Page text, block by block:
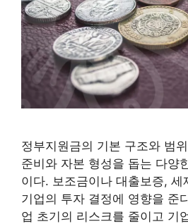
정부지원금의 기본 구조와 범
준비와 자본 형성을 돕는 다양
이다. 보조금이나 대출보증, 세
기업의 투자 결정에 영향을 준
업 초기의 리스크를 줄이고 기